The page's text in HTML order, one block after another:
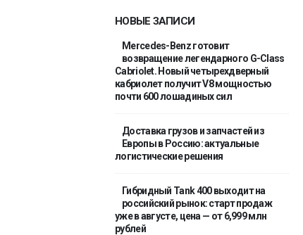
НОВЫЕ ЗАПИСИ
Mercedes-Benz готовит
возвращение легендарного G-Class
Cabriolet. Новый четырехдверный
кабриолет получит V8 мощностью
почти 600 лошадиных сил
Доставка грузов и запчастей из
Европы в Россию: актуальные
логистические решения
Гибридный Tank 400 выходит на
российский рынок: старт продаж
уже в августе, цена — от 6,999 млн
рублей